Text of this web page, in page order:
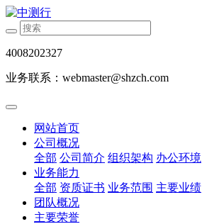
4008202327
业务联系：webmaster@shzch.com
网站首页
公司概况
全部 公司简介 组织架构 办公环境
业务能力
全部 资质证书 业务范围 主要业绩
团队概况
主要荣誉